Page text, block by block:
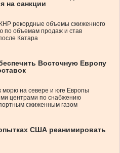
на санкции
рекордные объемы сжиженного
по объемам продаж и став
Катара
Восточную Европу
на севере и юге Европы
центрами по снабжению
сжиженным газом
США реанимировать